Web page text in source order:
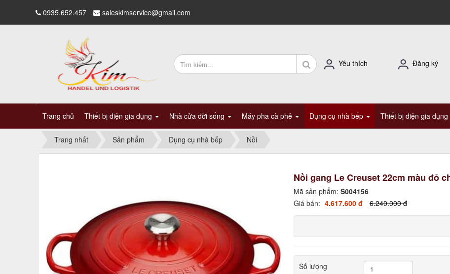
0935.652.457 saleskimservice@gmail.com
Yêu thích Đăng ký
Trang chủ Thiết bị điện gia dụng Nhà cửa đời sống Máy pha cà phê Dụng cụ nhà bếp Thiết bị điện gia dụng
Trang nhất Sản phẩm Dụng cụ nhà bếp Nồi
Nồi gang Le Creuset 22cm màu đỏ
Mã sản phẩm: S004156
Giá bán: 4.617.600 đ 6.240.000 đ
Số lượng